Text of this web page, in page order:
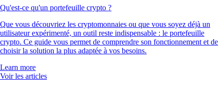
Qu'est-ce qu'un portefeuille crypto ?
Que vous découvriez les cryptomonnaies ou que vous soyez déjà un
utilisateur expérimenté, un outil reste indispensable : le portefeuille
crypto. Ce guide vous permet de comprendre son fonctionnement et de
choisir la solution la plus adaptée à vos besoins.
Learn more
Voir les articles